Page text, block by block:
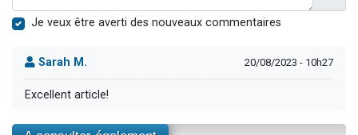
Je veux être averti des nouveaux commentaires
Sarah M. 20/08/2023 - 10h27
Excellent article!